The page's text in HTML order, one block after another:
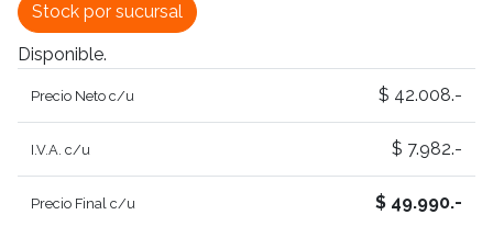
Stock por sucursal
Disponible.
Precio Neto c/u $ 42.008.-
I.V.A. c/u $ 7.982.-
Precio Final c/u $ 49.990.-